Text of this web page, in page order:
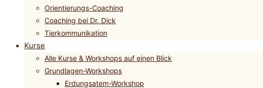
Orientierungs-Coaching
Coaching bei Dr. Dick
Tierkommunikation
Kurse
Alle Kurse & Workshops auf einen Blick
Grundlagen-Workshops
Erdungsatem-Workshop